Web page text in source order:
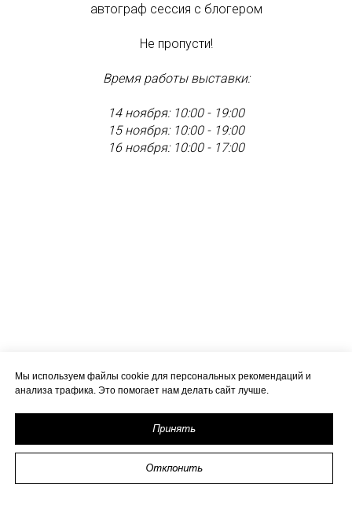
автограф сессия с блогером
Не пропусти!
Время работы выставки:
14 ноября: 10:00 - 19:00
15 ноября: 10:00 - 19:00
16 ноября: 10:00 - 17:00
Мы используем файлы cookie для персональных рекомендаций и
анализа трафика. Это помогает нам делать сайт лучше.
Принять
Отклонить